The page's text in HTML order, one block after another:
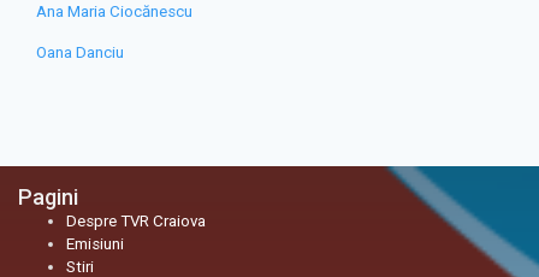
Ana Maria Ciocănescu
Oana Danciu
Pagini
Despre TVR Craiova
Emisiuni
Stiri